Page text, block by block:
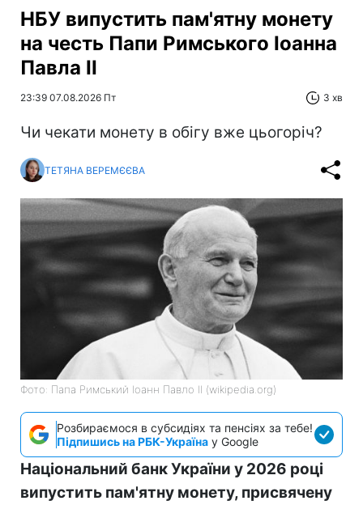
НБУ випустить пам'ятну монету
на честь Папи Римського Іоанна
Павла II
23:39 07.08.2026 Пт 3 хв
Чи чекати монету в обігу вже цьогоріч?
ТЕТЯНА ВЕРЕМЄЄВА
Фото: Папа Римський Іоанн Павло II (wikipedia.org)
Розбираємося в субсидіях та пенсіях за тебе!
Підпишись на РБК-Україна у Google
Національний банк України у 2026 році
випустить пам'ятну монету, присвячену